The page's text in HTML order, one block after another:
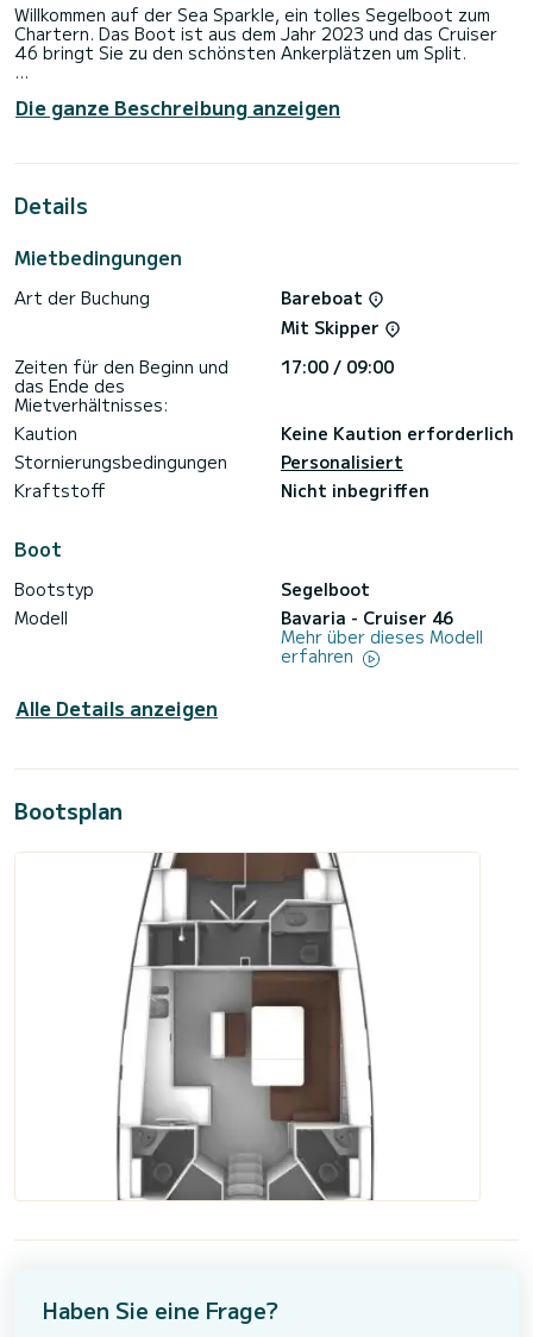
Willkommen auf der Sea Sparkle, ein tolles Segelboot zum
Chartern. Das Boot ist aus dem Jahr 2023 und das Cruiser
46 bringt Sie zu den schönsten Ankerplätzen um Split.
Segelboot mit 14 Metern Länge verbringen? Sie können mit
bis zu 9 Personen an Bord kommen und die 4 komfortablen
Dusche
ausgestattet. Es ist unter anderem mit folgender
Bugstrahlruder, TV, Außenlautsprecher, WLAN und Internet,
Haben Sie Fragen bezüglich des Bootes oder den
Charterbedingungen? Schicken Sie uns einfach eine
Nachricht auf SamBoat, unsere Mitarbeiter beantworten
Die ganze Beschreibung anzeigen
Details
Mietbedingungen
Art der Buchung
Bareboat
Mit Skipper
Zeiten für den Beginn und
das Ende des
Mietverhältnisses:
17:00 / 09:00
Kaution
Keine Kaution erforderlich
Stornierungsbedingungen
Personalisiert
Kraftstoff
Nicht inbegriffen
Boot
Bootstyp
Segelboot
Modell
Bavaria - Cruiser 46
Mehr über dieses Modell
erfahren
Alle Details anzeigen
Bootsplan
Haben Sie eine Frage?